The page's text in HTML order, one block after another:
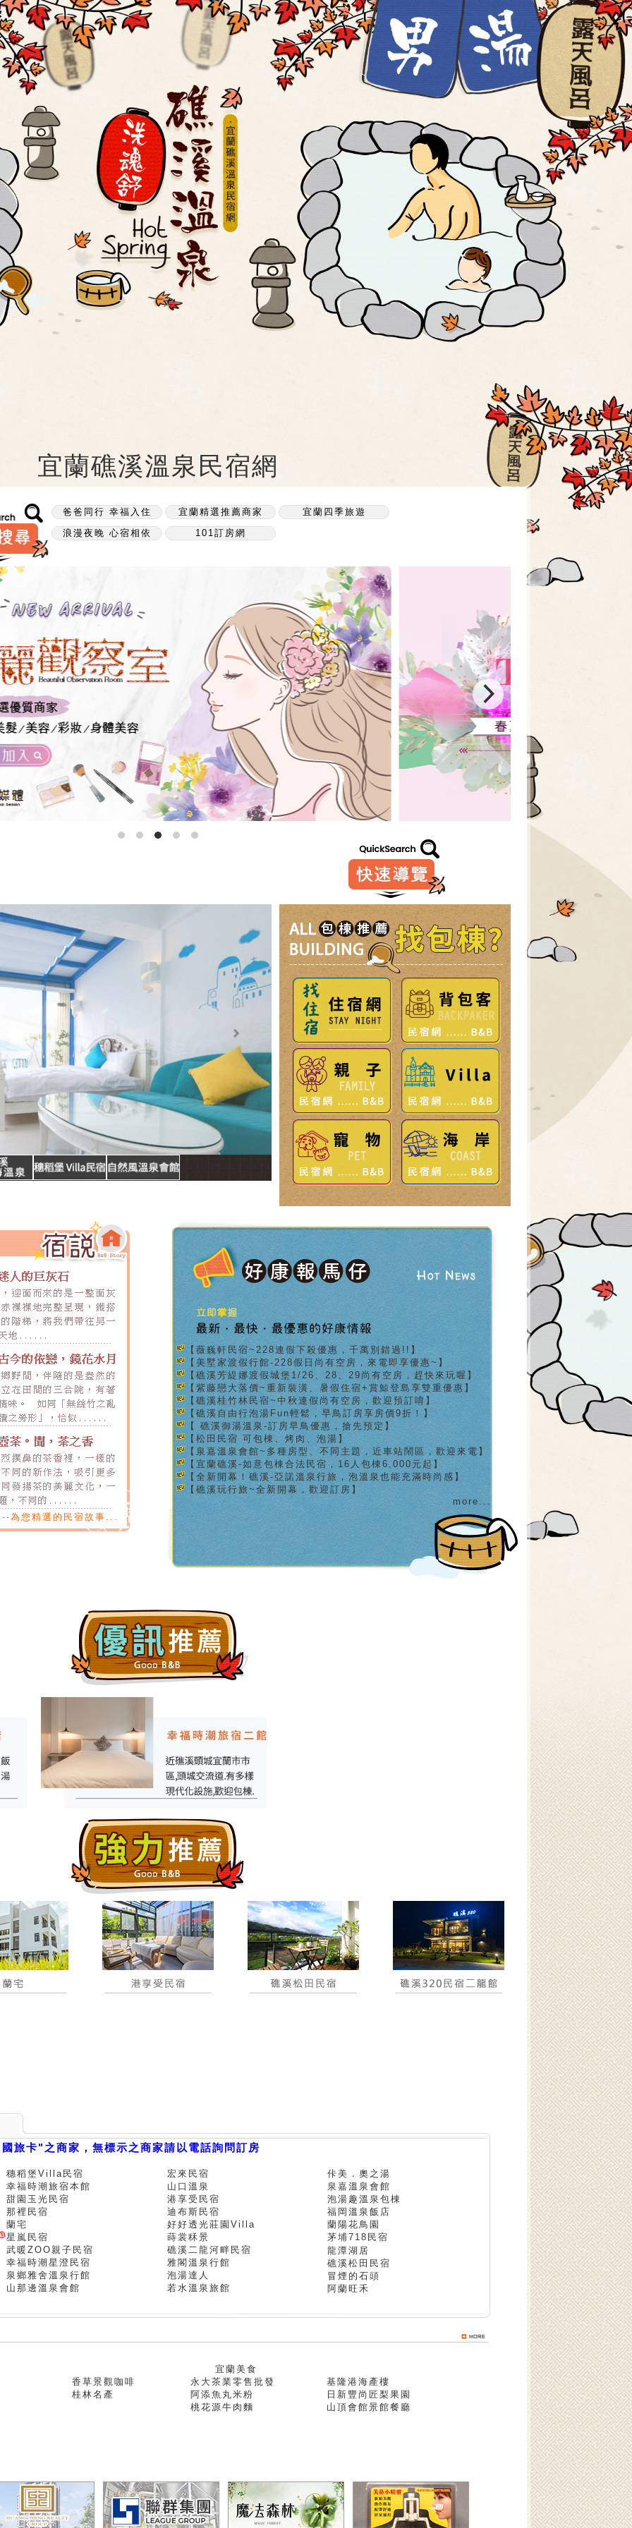
宜蘭礁溪溫泉民宿網
休閒農業區,礁溪溫泉民宿飯店,礁溪泡湯住宿推薦,礁溪泡湯民宿推薦,礁溪溫泉住宿推薦,礁溪溫泉飯店推薦,礁溪溫泉飯店評選,礁溪泡湯優惠,
爸爸同行 幸福入住
浪漫夜晚 心宿相依
宜蘭精選推薦商家
101訂房網
宜蘭四季旅遊
--為您精選的民宿故事...
【薇巍軒民宿~228連假下殺優惠，千萬別錯過!!】
【美墅家渡假行館-228假日尚有空房，來電即享優惠~】
【礁溪芳緹娜渡假城堡1/26、28、29尚有空房，趕快來玩喔】
【紫藤戀大落價~重新裝潢、暑假住宿+賞鯨登島享雙重優惠】
【礁溪桂竹林民宿~中秋連假尚有空房，歡迎預訂唷】
【礁溪自由行泡湯Fun輕鬆，早鳥訂房享房價9折！】
【 礁溪御湯溫泉-訂房早鳥優惠，搶先預定】
【松田民宿 可包棟、烤肉、泡湯】
【泉嘉溫泉會館~多種房型、不同主題，近車站鬧區，歡迎來電】
【宜蘭礁溪-如意包棟合法民宿，16人包棟6,000元起】
【全新開幕！礁溪-亞諾溫泉行旅，泡溫泉也能充滿時尚感】
【礁溪玩行旅~全新開幕，歡迎訂房】
more...
旅卡"之商家，無標示之商家請以電話詢問訂房
穗稻堡Villa民宿
幸福時潮旅宿本館
甜園玉光民宿
那裡民宿
蘭宅
星嵐民宿
武暖ZOO親子民宿
幸福時潮星澄民宿
泉鄉雅舍溫泉行館
山那邊溫泉會館
宏來民宿
山口溫泉
港享受民宿
迪布斯民宿
好好透光莊園Villa
蒔裳秝景
礁溪二龍河畔民宿
雅閣溫泉行館
泡湯達人
若水溫泉旅館
佧美．奧之湯
泉嘉溫泉會館
泡湯趣溫泉包棟
福岡溫泉飯店
蘭陽花鳥園
茅埔718民宿
龍潭湖居
礁溪松田民宿
冒煙的石頭
阿蘭旺禾
宜蘭美食
香草景觀咖啡
桂林名產
永大茶業零售批發
阿添魚丸米粉
桃花源牛肉麵
基隆港海產樓
日新豐尚匠梨果園
山頂會館景館餐廳